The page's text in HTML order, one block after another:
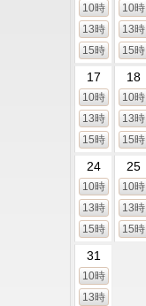
10時
13時
15時
10時
13時
15時
17
10時
13時
15時
18
10時
13時
15時
24
10時
13時
15時
25
10時
13時
15時
31
10時
13時